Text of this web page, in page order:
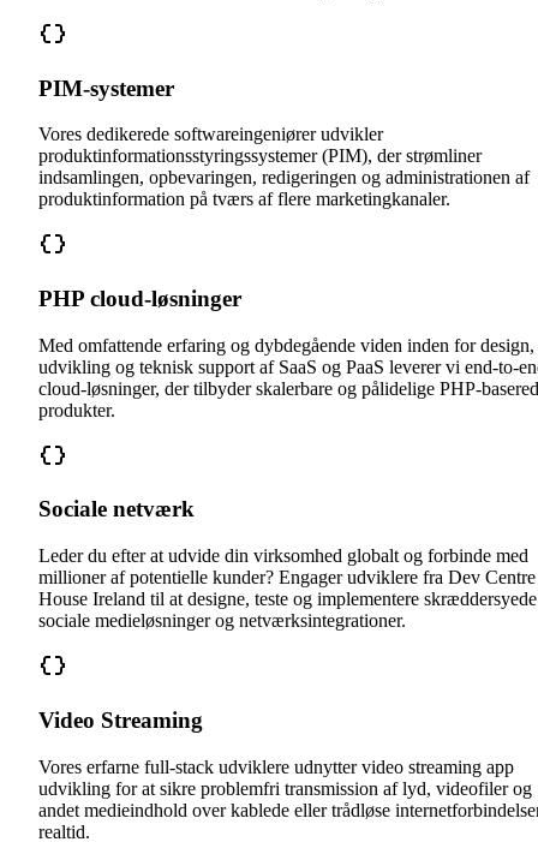
PIM-systemer
Vores dedikerede softwareingeniører udvikler
produktinformationsstyringssystemer (PIM), der strømliner
indsamlingen, opbevaringen, redigeringen og administrationen af
produktinformation på tværs af flere marketingkanaler.
PHP cloud-løsninger
Med omfattende erfaring og dybdegående viden inden for design,
udvikling og teknisk support af SaaS og PaaS leverer vi end-to-
cloud-løsninger, der tilbyder skalerbare og pålidelige PHP-
produkter.
Sociale netværk
Leder du efter at udvide din virksomhed globalt og forbinde med
millioner af potentielle kunder? Engager udviklere fra Dev Centre
House Ireland til at designe, teste og implementere skræddersyede
sociale medieløsninger og netværksintegrationer.
Video Streaming
Vores erfarne full-stack udviklere udnytter video streaming app
udvikling for at sikre problemfri transmission af lyd, videofiler og
andet medieindhold over kablede eller trådløse
realtid.